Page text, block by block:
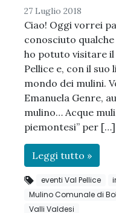
27 Luglio 2018
Ciao! Oggi vorrei
conosciuto
ho potuto visitare il
Pellice e, con il
mondo dei mulini.
Emanuela Genre,
mulino… Acque
piemontesi” per […]
Leggi tutto »
eventi Val Pellice
Mulino Comunale di
Valli Valdesi